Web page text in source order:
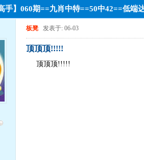
手】060期==九肖中特==50中42==低端
板凳 发表于: 06-03
顶顶顶!!!!!
顶顶顶!!!!!